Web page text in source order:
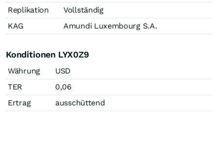
Replikation
Vollständig
KAG
Amundi Luxembourg S.A.
Konditionen LYX0Z9
Währung
USD
TER
0,06
Ertrag
ausschüttend